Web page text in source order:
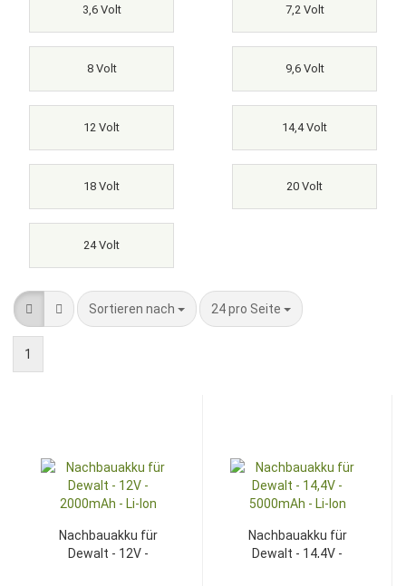
3,6 Volt 7,2 Volt
8 Volt 9,6 Volt
12 Volt 14,4 Volt
18 Volt 20 Volt
24 Volt
Sortieren nach
Sortieren nach 24 pro Seite
pro Seite
1
Nachbauakku für
Dewalt - 12V -
Nachbauakku für
Dewalt - 14,4V -